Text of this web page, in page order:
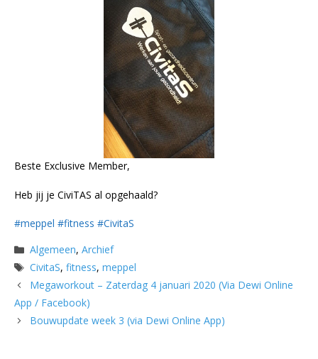
Beste Exclusive Member,
Heb jij je CiviTAS al opgehaald?
#meppel #fitness #CivitaS
Categorieën
Algemeen,Archief
Tags
CivitaS,fitness,meppel
Megaworkout – Zaterdag 4 januari 2020 (Via Dewi Online
App / Facebook)
Bouwupdate week 3 (via Dewi Online App)